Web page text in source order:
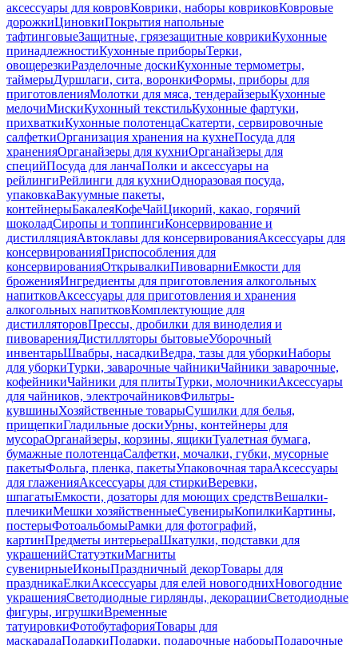
аксессуары для ковровКоврики, наборы ковриковКовровые
дорожкиЦиновкиПокрытия напольные
тафтинговыеЗащитные, грязезащитные коврикиКухонные
принадлежностиКухонные приборыТерки,
овощерезкиРазделочные доскиКухонные термометры,
таймерыДуршлаги, сита, воронкиФормы, приборы для
приготовленияМолотки для мяса, тендерайзерыКухонные
мелочиМискиКухонный текстильКухонные фартуки,
прихваткиКухонные полотенцаСкатерти, сервировочные
салфеткиОрганизация хранения на кухнеПосуда для
храненияОрганайзеры для кухниОрганайзеры для
специйПосуда для ланчаПолки и аксессуары на
рейлингиРейлинги для кухниОдноразовая посуда,
упаковкаВакуумные пакеты,
контейнерыБакалеяКофеЧайЦикорий, какао, горячий
шоколадСиропы и топпингиКонсервирование и
дистилляцияАвтоклавы для консервированияАксессуары для
консервированияПриспособления для
консервированияОткрывалкиПивоварниЕмкости для
броженияИнгредиенты для приготовления алкогольных
напитковАксессуары для приготовления и хранения
алкогольных напитковКомплектующие для
дистилляторовПрессы, дробилки для виноделия и
пивоваренияДистилляторы бытовыеУборочный
инвентарьШвабры, насадкиВедра, тазы для уборкиНаборы
для уборкиТурки, заварочные чайникиЧайники заварочные,
кофейникиЧайники для плитыТурки, молочникиАксессуары
для чайников, электрочайниковФильтры-
кувшиныХозяйственные товарыСушилки для белья,
прищепкиГладильные доскиУрны, контейнеры для
мусораОрганайзеры, корзины, ящикиТуалетная бумага,
бумажные полотенцаСалфетки, мочалки, губки, мусорные
пакетыФольга, пленка, пакетыУпаковочная тараАксессуары
для глаженияАксессуары для стиркиВеревки,
шпагатыЕмкости, дозаторы для моющих средствВешалки-
плечикиМешки хозяйственныеСувенирыКопилкиКартины,
постерыФотоальбомыРамки для фотографий,
картинПредметы интерьераШкатулки, подставки для
украшенийСтатуэткиМагниты
сувенирныеИконыПраздничный декорТовары для
праздникаЕлкиАксессуары для елей новогоднихНовогодние
украшенияСветодиодные гирлянды, декорацииСветодиодные
фигуры, игрушкиВременные
татуировкиФотобутафорияТовары для
маскарадаПодаркиПодарки, подарочные наборыПодарочные